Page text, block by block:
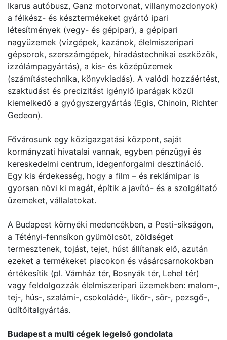
Ikarus autóbusz, Ganz motorvonat, villanymozdonyok)
a félkész- és késztermékeket gyártó ipari
létesítmények (vegy- és gépipar), a gépipari
nagyüzemek (vízgépek, kazánok, élelmiszeripari
gépsorok, szerszámgépek, híradástechnikai eszközök,
izzólámpagyártás), a kis- és középüzemek
(számítástechnika, könyvkiadás). A valódi hozzáértést,
szaktudást és precizitást igénylő iparágak közül
kiemelkedő a gyógyszergyártás (Egis, Chinoin, Richter
Gedeon).
Fővárosunk egy közigazgatási központ, saját
kormányzati hivatalai vannak, egyben pénzügyi és
kereskedelmi centrum, idegenforgalmi desztináció.
Egy kis érdekesség, hogy a film – és reklámipar is
gyorsan növi ki magát, építik a javító- és a szolgáltató
üzemeket, vállalatokat.
A Budapest környéki medencékben, a Pesti-síkságon,
a Tétényi-fennsíkon gyümölcsöt, zöldséget
termesztenek, tojást, tejet, húst állítanak elő, azután
ezeket a termékeket piacokon és vásárcsarnokokban
értékesítik (pl. Vámház tér, Bosnyák tér, Lehel tér)
vagy feldolgozzák élelmiszeripari üzemekben: malom-,
tej-, hús-, szalámi-, csokoládé-, likőr-, sör-, pezsgő-,
üdítőitalgyártás.
Budapest a multi cégek legelső gondolata